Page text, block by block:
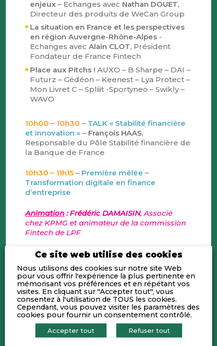
enjeux– Echanges avec Nathan DOUET,
Directeur des produits de WeCan Group
La situation en France et les perspectives
en région Auvergne-Rhône-Alpes -
Echanges avecAlain CLOT, Président
Fondateur de France Fintech
Place aux Pitchs !AUXO – B Sharpe – DAI –
Futurz – Gédéon – Keenest – Lya Protect –
Mon Livret C – Spliiit -Sportyneo – Swikly –
WAVO
10h00 – 10h30 – TALK « Stabilité financière
et innovation »– François HAAS,
Responsable du Pôle Stabilité financière de
la Banque de France
10h30 – 11h15 – Première mêlée –
Transformation digitale en finance
d’entreprise
Animation : Frédéric DAMAISIN, Associé
chez KPMG et animateur de la commission
Fintech de LPF
Philippe CHERON, General Manager
–Jérôme EININGER, Directeur Général de
Qantis
–Benoit JAMAIN,Animateur Filière Flux &
Digital chez CIC Lyonnaise de Banque
–Xavier MASSOT, Vice-Président de la
Transformation Finance chez Groupe SEB
Claire GOURLIER, Senior Partner et co-
fondatrice de l’entité Digital-Tech chez Kéa
Ce site web utilise des cookies
Nous utilisons des cookies sur notre site Web
pour vous offrir l'expérience la plus pertinente en
mémorisant vos préférences et en répétant vos
visites. En cliquant sur "Accepter tout", vous
consentez à l'utilisation de TOUS les cookies.
Cependant, vous pouvez visiter les paramètres des
cookies pour fournir un consentement contrôlé.
Accepter tout Refuser tout